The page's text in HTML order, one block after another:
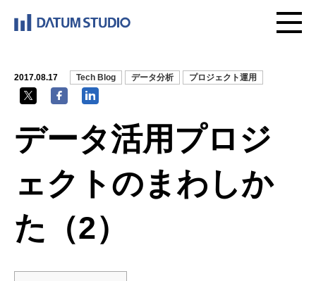
2017.08.17 Tech Blog データ分析 プロジェクト運用
データ活用プロジ
ェクトのまわしか
た（2）